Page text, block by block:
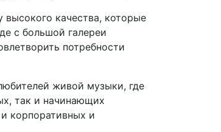
качества, которые
с большой галереи
потребности
живой музыки, где
так и начинающих
корпоративных и